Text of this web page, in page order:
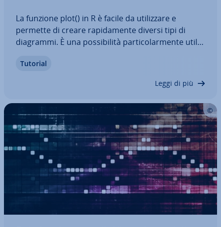
La funzione plot() in R è facile da uti­liz­za­re e
permette di creare ra­pi­da­men­te diversi tipi di
diagrammi. È una pos­si­bi­li­tà par­ti­co­lar­men­te utile
sua­liz­za­zio­ne dei dati. Inoltre, ti permette di
Tutorial
Leggi di più